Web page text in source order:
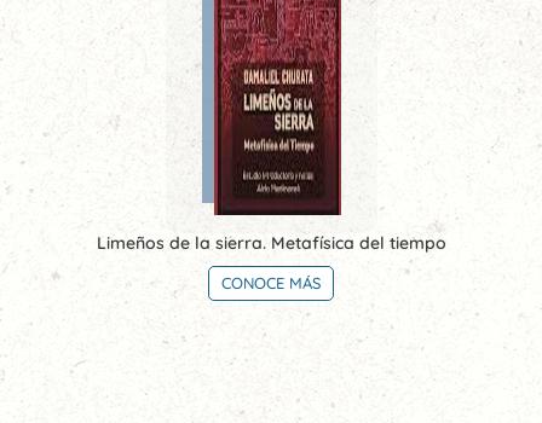
Limeños de la sierra. Metafísica del tiempo
CONOCE MÁS